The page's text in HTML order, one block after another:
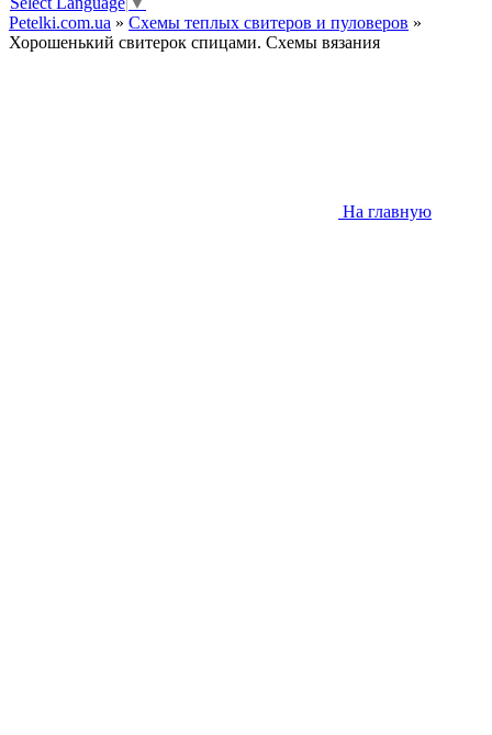
Petelki.com.ua » Схемы теплых свитеров и пуловеров »
Хорошенький свитерок спицами. Схемы вязания
На главную